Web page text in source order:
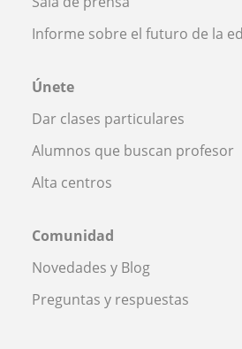
Informe sobre el futuro de la
Únete
Dar clases particulares
Alumnos que buscan profesor
Alta centros
Comunidad
Novedades y Blog
Preguntas y respuestas